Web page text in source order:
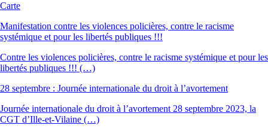
Carte
Manifestation contre les violences policières, contre le racisme
systémique et pour les libertés publiques !!!
Contre les violences policières, contre le racisme systémique et pour les
libertés publiques !!! (…)
28 septembre : Journée internationale du droit à l’avortement
Journée internationale du droit à l’avortement 28 septembre 2023, la
CGT d’Ille-et-Vilaine (…)